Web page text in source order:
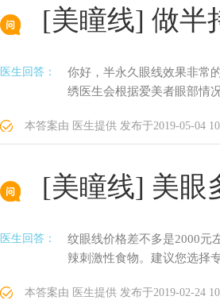
[美瞳线] 做半
医生回答：
你好，半永久眼线效果非常
绣医生会根据爱美者眼部情
本答案由 医生提供 发布于2019-05-04
[美瞳线] 美眼
医生回答：
纹眼线价格差不多是2000元
辣刺激性食物。建议您选择
本答案由 医生提供 发布于2019-02-24